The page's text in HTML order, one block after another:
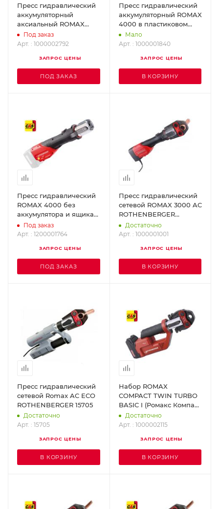
Пресс гидравлический
аккумуляторный
аксиальный ROMAX
AXIAL 16-32 mm
ROTHENBERGER
Под заказ
Арт. : 1000002792
ЗАПРОС ЦЕНЫ
ПОД ЗАКАЗ
Пресс гидравлический
аккумуляторный ROMAX
4000 в пластиковом
ящике ROTHENBERGER
1000001840
Мало
Арт. : 1000001840
ЗАПРОС ЦЕНЫ
В КОРЗИНУ
Пресс гидравлический
ROMAX 4000 без
аккумулятора и ящика
ROTHENBERGER
1200001764
Под заказ
Арт. : 1200001764
ЗАПРОС ЦЕНЫ
ПОД ЗАКАЗ
Пресс гидравлический
сетевой ROMAX 3000 AC
ROTHENBERGER
1000001001
Достаточно
Арт. : 1000001001
ЗАПРОС ЦЕНЫ
В КОРЗИНУ
Пресс гидравлический
сетевой Romax AC ECO
ROTHENBERGER 15705
Достаточно
Арт. : 15705
ЗАПРОС ЦЕНЫ
В КОРЗИНУ
Набор ROMAX
COMPACT TWIN TURBO
BASIC I (Ромакс Компакт
Твин Турбо)
ROTHENBERGER
Достаточно
Арт. : 1000002115
ЗАПРОС ЦЕНЫ
В КОРЗИНУ